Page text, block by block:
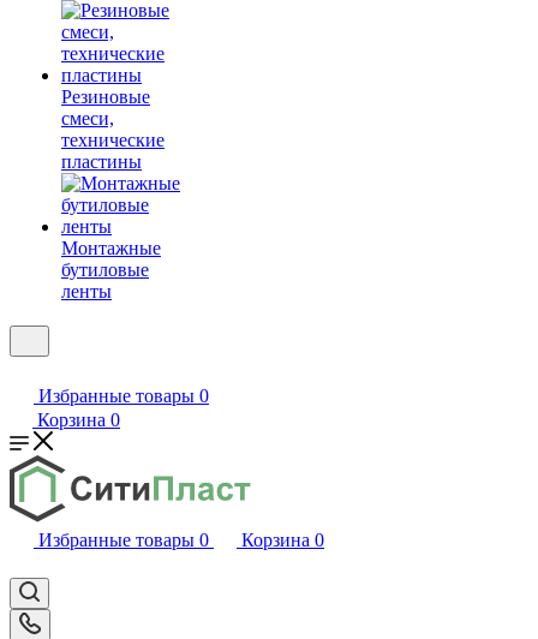
Резиновые
смеси,
технические
пластины
Монтажные
бутиловые
ленты
Избранные товары 0
Корзина 0
Избранные товары 0 Корзина 0